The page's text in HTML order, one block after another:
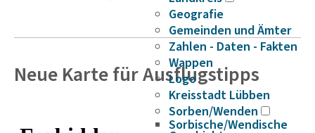
Geografie
Gemeinden und Ämter
Zahlen - Daten - Fakten
Wappen
Logo
Kreisstadt Lübben
Sorben/Wenden
Sorbische/Wendische
Neue Karte für Ausflugs­tipps